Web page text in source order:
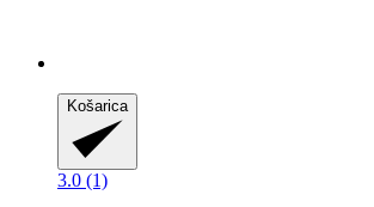
Košarica
3.0 (1)